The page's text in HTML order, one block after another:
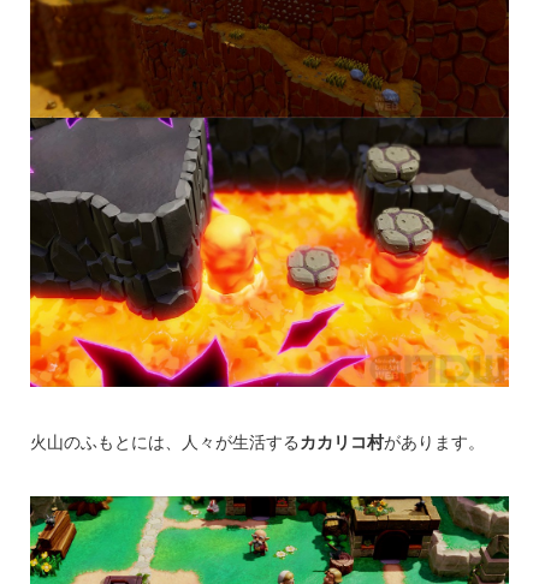
火山のふもとには、人々が生活するカカリコ村があります。